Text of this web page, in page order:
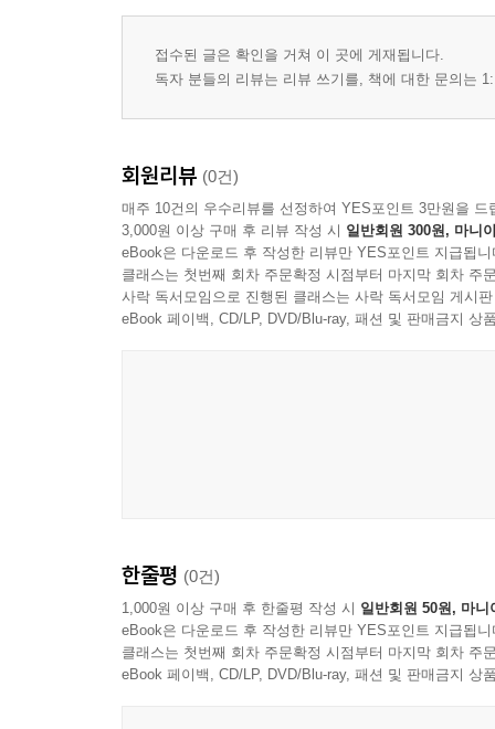
31. 무재해운동에 대해 설명 72
32. 중대재해처벌법에 대하여 설명(3차) 74
33. 중대산업재해 방지에 대한 사업주, 경영책임
36. 작업시 사전조사 및 작업계획서 작성을 해야
37. 안전모종류 및 시험성능기준에 대해 설명 85
38. 안전보건진단에 대해 설명 87
39. 도급에 따른 산업재해 예방조치에 대해 설명 89
40. 산업안전보건 위원회, 안전 및 보건협의체, 노
49. 재해발생 매커니즘으로 하인리히와 버드의 연
51. 재해요인 4M 및 예방대책에 대해 설명 111
52. 재해원인을 직접원인과 관리적원인으로 분류
접수된 글은 확인을 거쳐 이 곳에 게재됩니다.
독자 분들의 리뷰는 리뷰 쓰기를, 책에 대한 문의는
회원리뷰 (0건)
매주 10건의 우수리뷰를 선정하여 YES포인트 3만원을 드
3,000원 이상 구매 후 리뷰 작성 시 일반회원 300원, 마니
eBook은 다운로드 후 작성한 리뷰만 YES포인트 지급됩니
클래스는 첫번째 회차 주문확정 시점부터 마지막 회차 주
사락 독서모임으로 진행된 클래스는 사락 독서모임 게시
eBook 페이백, CD/LP, DVD/Blu-ray, 패션 및 판매금지 상
한줄평 (0건)
1,000원 이상 구매 후 한줄평 작성 시 일반회원 50원, 마니
eBook은 다운로드 후 작성한 리뷰만 YES포인트 지급됩니
클래스는 첫번째 회차 주문확정 시점부터 마지막 회차 주
eBook 페이백, CD/LP, DVD/Blu-ray, 패션 및 판매금지 상